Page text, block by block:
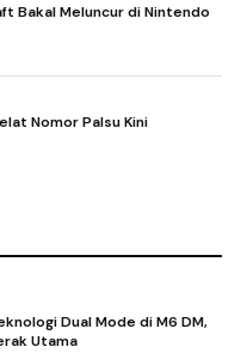
Bakal Meluncur di Nintendo
Nomor Palsu Kini
Dual Mode di M6 DM,
Utama